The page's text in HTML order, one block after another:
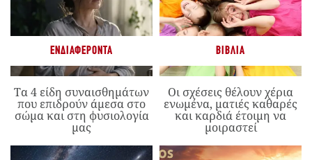
ΕΝΔΙΑΦΈΡΟΝΤΑ
Τα 4 είδη συναισθημάτων
που επιδρούν άμεσα στο
σώμα και στη φυσιολογία
μας
ΒΙΒΛΊΑ
Οι σχέσεις θέλουν χέρια
ενωμένα, ματιές καθαρές
και καρδιά έτοιμη να
μοιραστεί